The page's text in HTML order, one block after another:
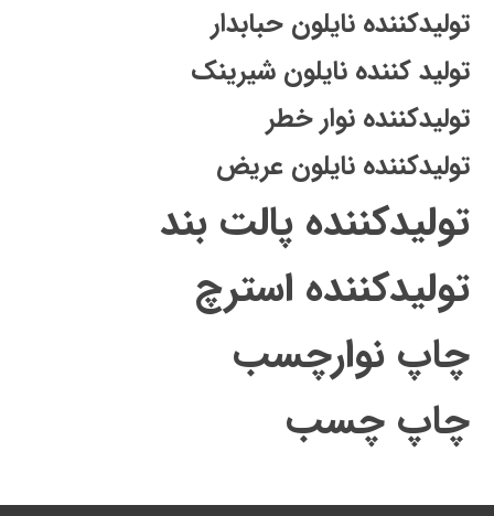
تولیدکننده نایلون حبابدار
تولید کننده نایلون شیرینک
تولیدکننده نوار خطر
تولیدکننده نایلون عریض
تولیدکننده پالت بند
تولیدکننده استرچ
چاپ نوارچسب
چاپ چسب